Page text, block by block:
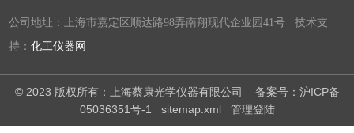
公司地址：上海市嘉定区顺达路98弄南翔现代企业园41号 技术支
持：化工仪器网
© 2023 版权所有：上海蔡康光学仪器有限公司 备案号：沪ICP备
05036351号-1
sitemap.xml 管理登陆